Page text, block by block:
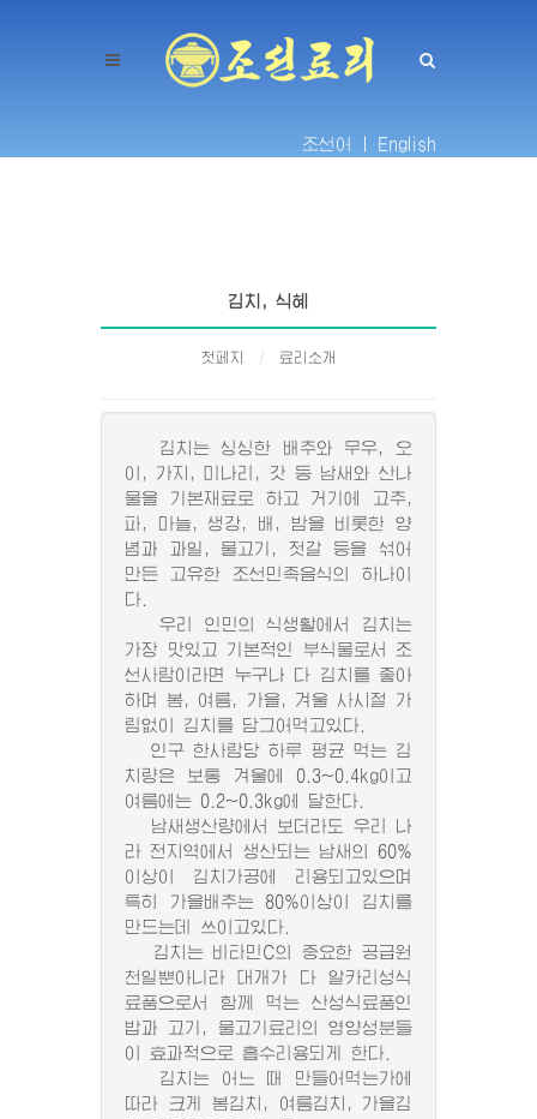
조선어 | English
김치, 식혜
첫페지 료리소개
김치는 싱싱한 배추와 무우, 오
이, 가지, 미나리, 갓 등 남새와 산나
물을 기본재료로 하고 거기에 고추,
파, 마늘, 생강, 배, 밤을 비롯한 양
념과 과일, 물고기, 젓갈 등을 섞어
만든 고유한 조선민족음식의 하나이
다.
우리 인민의 식생활에서 김치는
가장 맛있고 기본적인 부식물로서 조
선사람이라면 누구나 다 김치를 좋아
하며 봄, 여름, 가을, 겨울 사시절 가
림없이 김치를 담그어먹고있다.
인구 한사람당 하루 평균 먹는 김
치량은 보통 겨울에 0.3~0.4kg이고
여름에는 0.2~0.3kg에 달한다.
남새생산량에서 보더라도 우리 나
라 전지역에서 생산되는 남새의 60%
이상이 김치가공에 리용되고있으며
특히 가을배추는 80%이상이 김치를
만드는데 쓰이고있다.
김치는 비타민C의 중요한 공급원
천일뿐아니라 대개가 다 알카리성식
료품으로서 함께 먹는 산성식료품인
밥과 고기, 물고기료리의 영양성분들
이 효과적으로 흡수리용되게 한다.
김치는 어느 때 만들어먹는가에
따라 크게 봄김치, 여름김치, 가을김